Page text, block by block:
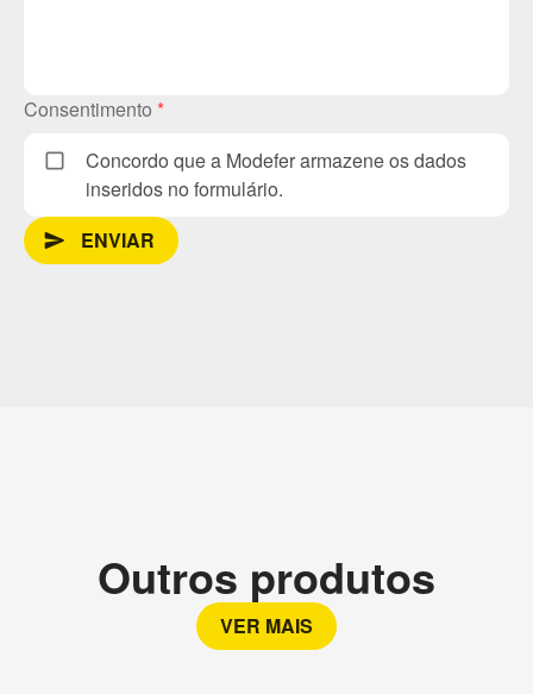
Consentimento *
Concordo que a Modefer armazene os dados
inseridos no formulário.
send_messageENVIAR
Outros produtos
VER MAIS